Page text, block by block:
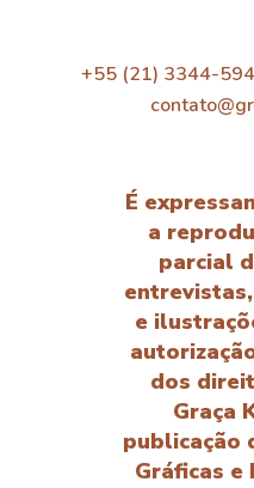
+55 (21) 3344-
É
a
parcial
e
dos
Graça
publicação
Gráficas e